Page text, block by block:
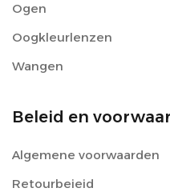
Ogen
Oogkleurlenzen
Wangen
Beleid en
Algemene voorwaarden
Retourbeieid